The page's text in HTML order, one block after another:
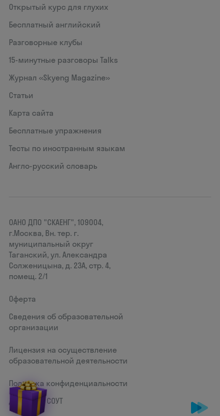
Открытый курс для глухих
Бесплатный английский
Разговорные клубы
15‑минутные разговоры Talks
Журнал «Skyeng Magazine»
Статьи
Карта сайта
Бесплатные упражнения
Тесты по иностранным языкам
Англо-русский словарь
ОАНО ДПО "СКАЕНГ", 109004,
г.Москва, Вн. тер. г.
муниципальный округ
Таганский, ул. Александра
Солженицына, д. 23А, стр. 4,
помещ. 2/1
Оферта
Сведения об образовательной
организации
Лицензия на осуществление
образовательной деятельности
Политика конфиденциальности
Документ СОУТ